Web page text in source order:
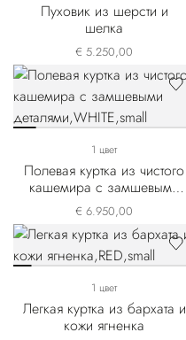
Пуховик из шерсти и
шелка
€ 5.250,00
1 цвет
Полевая куртка из чистого
кашемира с замшевыми
деталями
€ 6.950,00
1 цвет
Легкая куртка из бархата и
кожи ягненка